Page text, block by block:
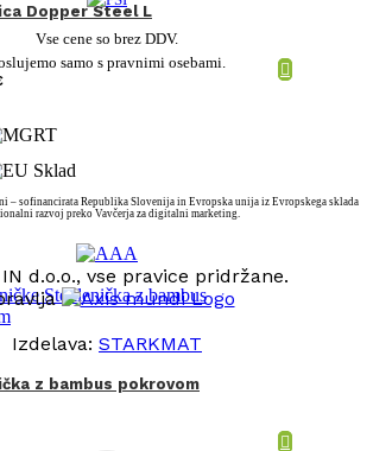
Dopper Steel L
z bambus pokrovom
Vse cene so brez DDV.
samo s pravnimi osebami.
– sofinancirata Republika Slovenija in Evropska unija iz Evropskega sklada
razvoj preko Vavčerja za digitalni marketing.
d.o.o., vse pravice pridržane.
Izdelava: STARKMAT